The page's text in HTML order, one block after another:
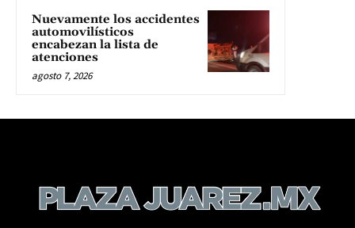
Nuevamente los accidentes
automovilísticos
encabezan la lista de
atenciones
agosto 7, 2026